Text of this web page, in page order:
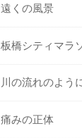
遠くの風景
板橋シティマラ
川の流れのよう
痛みの正体